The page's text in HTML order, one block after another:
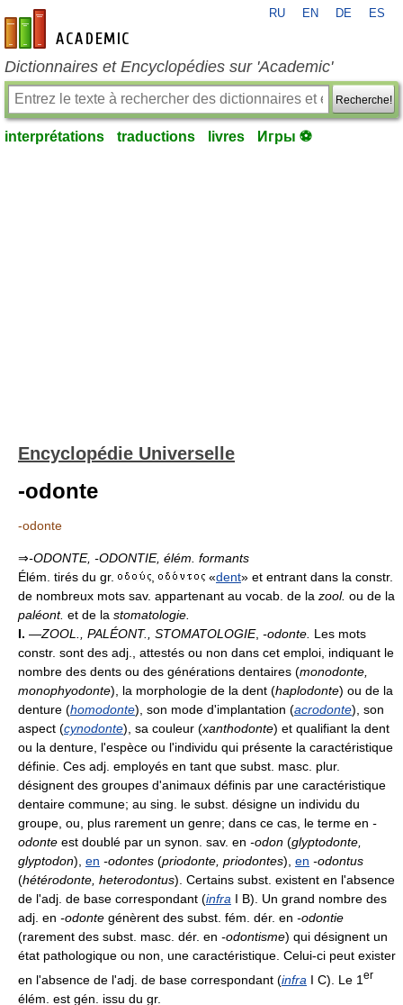
fr-academic.com
RU EN DE ES
Dictionnaires et Encyclopédies sur 'Academic'
Recherche!
interprétations traductions livres Игры ⚽
Encyclopédie Universelle
-odonte
-odonte
⇒-ODONTE, -ODONTIE, élém. formants
Élém. tirés du gr.
«dent» et entrant dans la constr.
de nombreux mots sav. appartenant au vocab. de la zool. ou de la
paléont. et de la stomatologie.
I. —ZOOL., PALÉONT., STOMATOLOGIE, -odonte. Les mots
constr. sont des adj., attestés ou non dans cet emploi, indiquant le
nombre des dents ou des générations dentaires (monodonte,
monophyodonte), la morphologie de la dent (haplodonte) ou de la
denture (homodonte), son mode d'implantation (acrodonte), son
aspect (cynodonte), sa couleur (xanthodonte) et qualifiant la dent
ou la denture, l'espèce ou l'individu qui présente la caractéristique
définie. Ces adj. employés en tant que subst. masc. plur.
désignent des groupes d'animaux définis par une caractéristique
dentaire commune; au sing. le subst. désigne un individu du
groupe, ou, plus rarement un genre; dans ce cas, le terme en -
odonte est doublé par un synon. sav. en -odon (glyptodonte,
glyptodon), en -odontes (priodonte, priodontes), en -odontus
(hétérodonte, heterodontus). Certains subst. existent en l'absence
de l'adj. de base correspondant (infra I B). Un grand nombre des
adj. en -odonte génèrent des subst. fém. dér. en -odontie
(rarement des subst. masc. dér. en -odontisme) qui désignent un
état pathologique ou non, une caractéristique. Celui-ci peut exister
en l'absence de l'adj. de base correspondant (infra I C). Le 1 er
élém. est gén. issu du gr.